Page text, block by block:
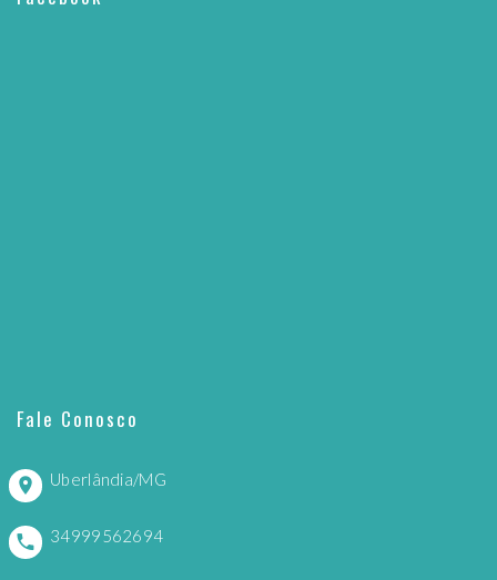
Fale Conosco
Uberlândia/MG
34999562694